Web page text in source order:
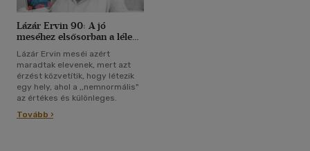
Lázár Ervin 90: A jó
meséhez elsősorban a lélek
Lázár Ervin meséi azért
maradtak elevenek, mert azt
érzést közvetítik, hogy létezik
egy hely, ahol a ,,nemnormális"
az értékes és különleges.
Tovább ›